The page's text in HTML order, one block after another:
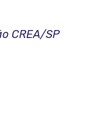
CREA/SP